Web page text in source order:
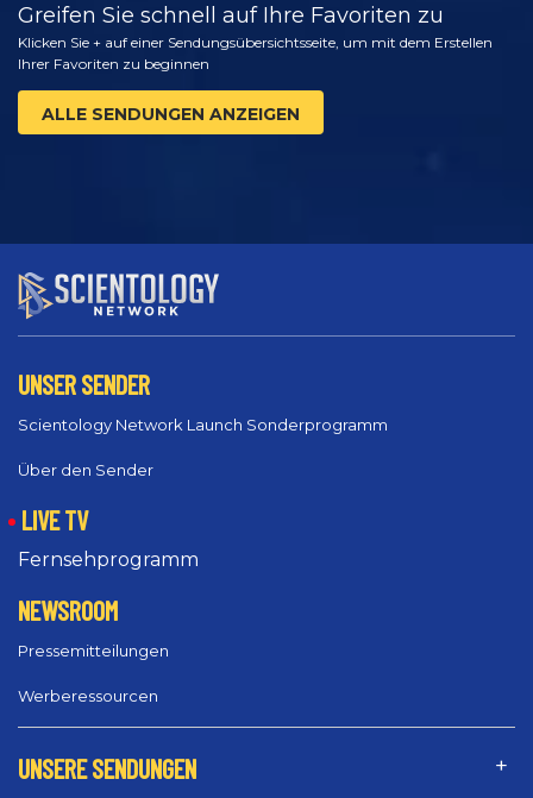
Greifen Sie schnell auf Ihre Favoriten zu
Klicken Sie + auf einer Sendungsübersichtsseite, um mit dem Erstellen
Ihrer Favoriten zu beginnen
ALLE SENDUNGEN ANZEIGEN
UNSER SENDER
Scientology Network Launch Sonderprogramm
Über den Sender
LIVE TV
Fernsehprogramm
NEWSROOM
Pressemitteilungen
Werberessourcen
UNSERE SENDUNGEN